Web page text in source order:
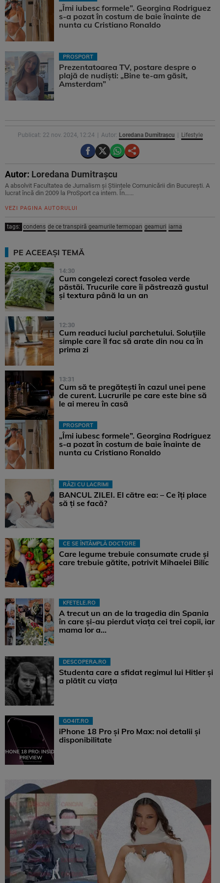
„Îmi iubesc formele”. Georgina Rodriguez
s-a pozat în costum de baie înainte de
nunta cu Cristiano Ronaldo
PROSPORT
Prezentatoarea TV, postare despre o
plajă de nudiști: „Bine te-am găsit,
Amsterdam”
Publicat: 22 nov. 2024, 12:24 Autor: Loredana Dumitrașcu Lifestyle
Autor: Loredana Dumitrașcu
A absolvit Facultatea de Jurnalism și Științele Comunicării din București. A
lucrat încă din 2009 la ProSport ca intern. În…...
VEZI PAGINA AUTORULUI
tags: condens de ce transpiră geamurile termopan geamuri iarna
PE ACEEAȘI TEMĂ
14:30
Cum congelezi corect fasolea verde
păstăi. Trucurile care îi păstrează gustul
și textura până la un an
12:30
Cum readuci luciul parchetului. Soluțiile
simple care îl fac să arate din nou ca în
prima zi
13:31
Cum să te pregătești în cazul unei pene
de curent. Lucrurile pe care este bine să
le ai mereu în casă
PROSPORT
„Îmi iubesc formele”. Georgina Rodriguez
s-a pozat în costum de baie înainte de
nunta cu Cristiano Ronaldo
RÂZI CU LACRIMI
BANCUL ZILEI. El către ea: – Ce îți place
să ți se facă?
CE SE ÎNTÂMPLĂ DOCTORE
Care legume trebuie consumate crude și
care trebuie gătite, potrivit Mihaelei Bilic
KFETELE.RO
A trecut un an de la tragedia din Spania
în care și-au pierdut viața cei trei copii, iar
mama lor a…
DESCOPERA.RO
Studenta care a sfidat regimul lui Hitler și
a plătit cu viața
GO4IT.RO
iPhone 18 Pro și Pro Max: noi detalii și
disponibilitate